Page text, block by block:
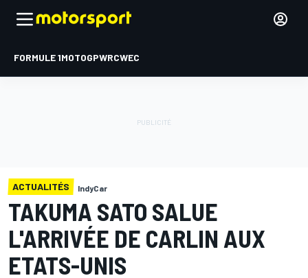
FORMULE 1MOTOGPWRCWEC
ACTUALITÉS IndyCar
TAKUMA SATO SALUE
L'ARRIVÉE DE CARLIN AUX
ETATS-UNIS